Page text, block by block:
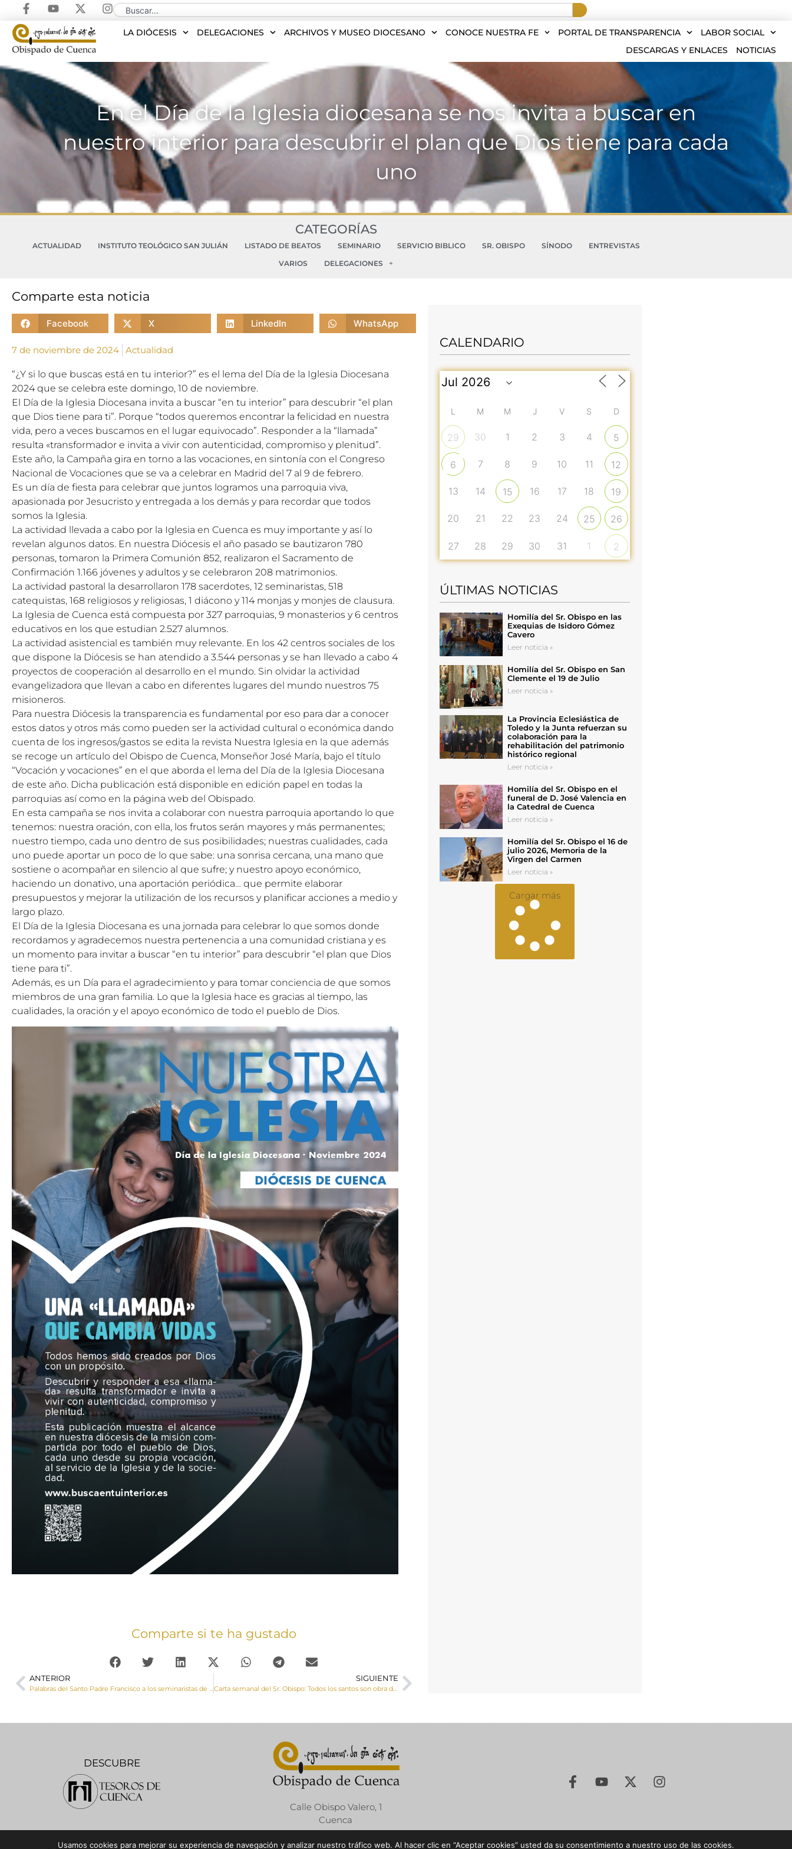
LA DIÓCESIS DELEGACIONES ARCHIVOS Y MUSEO DIOCESANO CONOCE NUESTRA FE PORTAL DE TRANSPARENCIA
LABOR SOCIAL
DESCARGAS Y ENLACES
NOTICIAS
En el Día de la Iglesia diocesana se nos invita a buscar en
nuestro interior para descubrir el plan que Dios tiene para cada
uno
CATEGORÍAS
ACTUALIDAD INSTITUTO TEOLÓGICO SAN JULIÁN LISTADO DE BEATOS SEMINARIO SERVICIO BIBLICO SR. OBISPO SÍNODO
ENTREVISTAS
VARIOS
DELEGACIONES
Comparte esta noticia
Facebook X LinkedIn WhatsApp
7 de noviembre de 2024 Actualidad
“¿Y si lo que buscas está en tu interior?” es el lema del Día de la Iglesia Diocesana
2024 que se celebra este domingo, 10 de noviembre.
El Día de la Iglesia Diocesana invita a buscar “en tu interior” para descubrir “el plan
que Dios tiene para ti”. Porque “todos queremos encontrar la felicidad en nuestra
vida, pero a veces buscamos en el lugar equivocado”. Responder a la “llamada”
resulta «transformador e invita a vivir con autenticidad, compromiso y plenitud”.
Este año, la Campaña gira en torno a las vocaciones, en sintonía con el Congreso
Nacional de Vocaciones que se va a celebrar en Madrid del 7 al 9 de febrero.
Es un día de fiesta para celebrar que juntos logramos una parroquia viva,
apasionada por Jesucristo y entregada a los demás y para recordar que todos
somos la Iglesia.
La actividad llevada a cabo por la Iglesia en Cuenca es muy importante y así lo
revelan algunos datos. En nuestra Diócesis el año pasado se bautizaron 780
personas, tomaron la Primera Comunión 852, realizaron el Sacramento de
Confirmación 1.166 jóvenes y adultos y se celebraron 208 matrimonios.
La actividad pastoral la desarrollaron 178 sacerdotes, 12 seminaristas, 518
catequistas, 168 religiosos y religiosas, 1 diácono y 114 monjas y monjes de clausura.
La Iglesia de Cuenca está compuesta por 327 parroquias, 9 monasterios y 6 centros
educativos en los que estudian 2.527 alumnos.
La actividad asistencial es también muy relevante. En los 42 centros sociales de los
que dispone la Diócesis se han atendido a 3.544 personas y se han llevado a cabo 4
proyectos de cooperación al desarrollo en el mundo. Sin olvidar la actividad
evangelizadora que llevan a cabo en diferentes lugares del mundo nuestros 75
misioneros.
Para nuestra Diócesis la transparencia es fundamental por eso para dar a conocer
estos datos y otros más como pueden ser la actividad cultural o económica dando
cuenta de los ingresos/gastos se edita la revista Nuestra Iglesia en la que además
se recoge un artículo del Obispo de Cuenca, Monseñor José María, bajo el título
“Vocación y vocaciones” en el que aborda el lema del Día de la Iglesia Diocesana
de este año. Dicha publicación está disponible en edición papel en todas la
parroquias así como en la página web del Obispado.
En esta campaña se nos invita a colaborar con nuestra parroquia aportando lo que
tenemos: nuestra oración, con ella, los frutos serán mayores y más permanentes;
nuestro tiempo, cada uno dentro de sus posibilidades; nuestras cualidades, cada
uno puede aportar un poco de lo que sabe: una sonrisa cercana, una mano que
sostiene o acompañar en silencio al que sufre; y nuestro apoyo económico,
haciendo un donativo, una aportación periódica… que permite elaborar
presupuestos y mejorar la utilización de los recursos y planificar acciones a medio y
largo plazo.
El Día de la Iglesia Diocesana es una jornada para celebrar lo que somos donde
recordamos y agradecemos nuestra pertenencia a una comunidad cristiana y es
un momento para invitar a buscar “en tu interior” para descubrir “el plan que Dios
tiene para ti”.
Además, es un Día para el agradecimiento y para tomar conciencia de que somos
miembros de una gran familia. Lo que la Iglesia hace es gracias al tiempo, las
cualidades, la oración y el apoyo económico de todo el pueblo de Dios.
Comparte si te ha gustado
ANTERIOR
Palabras del Santo Padre Francisco a los seminaristas de la provincia eclesiástica de Toledo
SIGUIENTE
Carta semanal del Sr. Obispo: Todos los santos son obra de su gracia, pero ninguno es copia de los demás
CALENDARIO
L M M J V S D
29 30 1 2 3 4 5
6 7 8 9 10 11 12
13 14 15 16 17 18 19
20 21 22 23 24 25 26
27 28 29 30 31 1 2
ÚLTIMAS NOTICIAS
Homilía del Sr. Obispo en las
Exequias de Isidoro Gómez
Cavero
Leer noticia »
Homilía del Sr. Obispo en San
Clemente el 19 de Julio
Leer noticia »
La Provincia Eclesiástica de
Toledo y la Junta refuerzan su
colaboración para la
rehabilitación del patrimonio
histórico regional
Leer noticia »
Homilía del Sr. Obispo en el
funeral de D. José Valencia en
la Catedral de Cuenca
Leer noticia »
Homilía del Sr. Obispo el 16 de
julio 2026, Memoria de la
Virgen del Carmen
Leer noticia »
Cargar más
DESCUBRE
Calle Obispo Valero, 1
Cuenca
Usamos cookies para mejorar su experiencia de navegación y analizar nuestro tráfico web. Al hacer clic en “Aceptar cookies” usted da su consentimiento a nuestro uso de las cookies.